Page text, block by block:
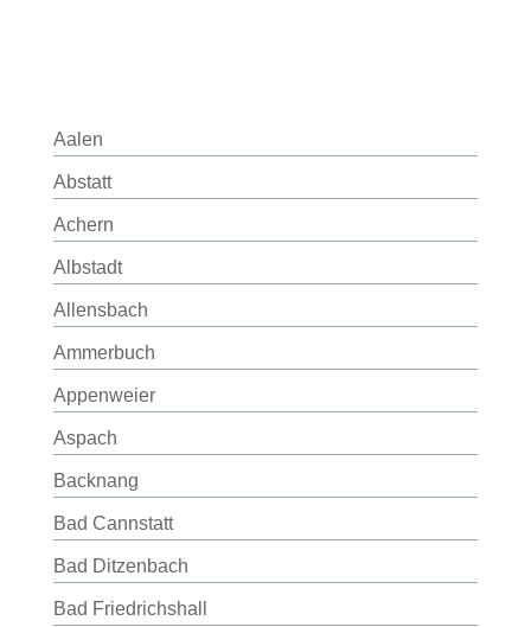
Aalen
Abstatt
Achern
Albstadt
Allensbach
Ammerbuch
Appenweier
Aspach
Backnang
Bad Cannstatt
Bad Ditzenbach
Bad Friedrichshall